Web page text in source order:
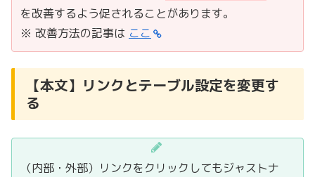
を改善するよう促されることがあります。
※ 改善方法の記事は ここ
【本文】リンクとテーブル設定を変更す
る
（内部・外部）リンクをクリックしてもジャストナ